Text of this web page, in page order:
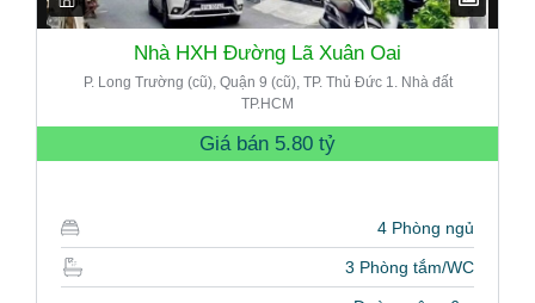
Nhà HXH Đường Lã Xuân Oai
P. Long Trường (cũ), Quận 9 (cũ), TP. Thủ Đức 1. Nhà đất
TP.HCM
Giá bán 5.80 tỷ
4 Phòng ngủ
3 Phòng tắm/WC